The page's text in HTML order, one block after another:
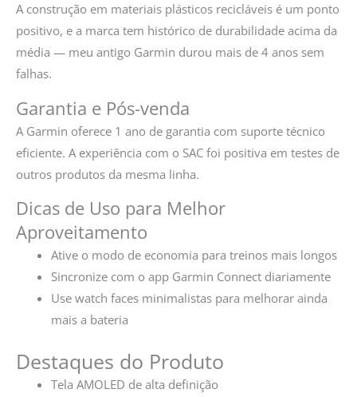
A construção em materiais plásticos recicláveis é um ponto
positivo, e a marca tem histórico de durabilidade acima da
média — meu antigo Garmin durou mais de 4 anos sem
falhas.
Garantia e Pós-venda
A Garmin oferece 1 ano de garantia com suporte técnico
eficiente. A experiência com o SAC foi positiva em testes de
outros produtos da mesma linha.
Dicas de Uso para Melhor
Aproveitamento
Ative o modo de economia para treinos mais longos
Sincronize com o app Garmin Connect diariamente
Use watch faces minimalistas para melhorar ainda
mais a bateria
Destaques do Produto
Tela AMOLED de alta definição